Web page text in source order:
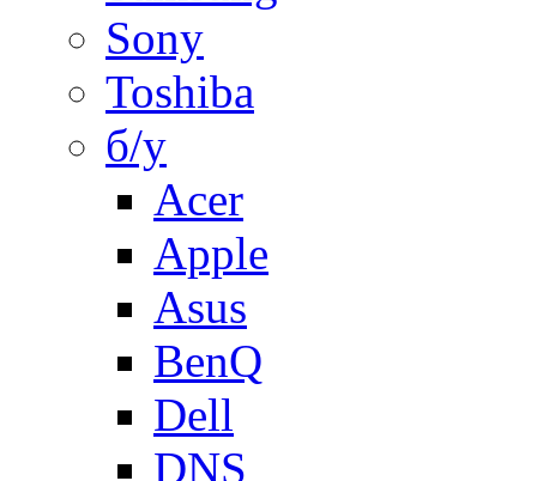
Sony
Toshiba
б/у
Acer
Apple
Asus
BenQ
Dell
DNS